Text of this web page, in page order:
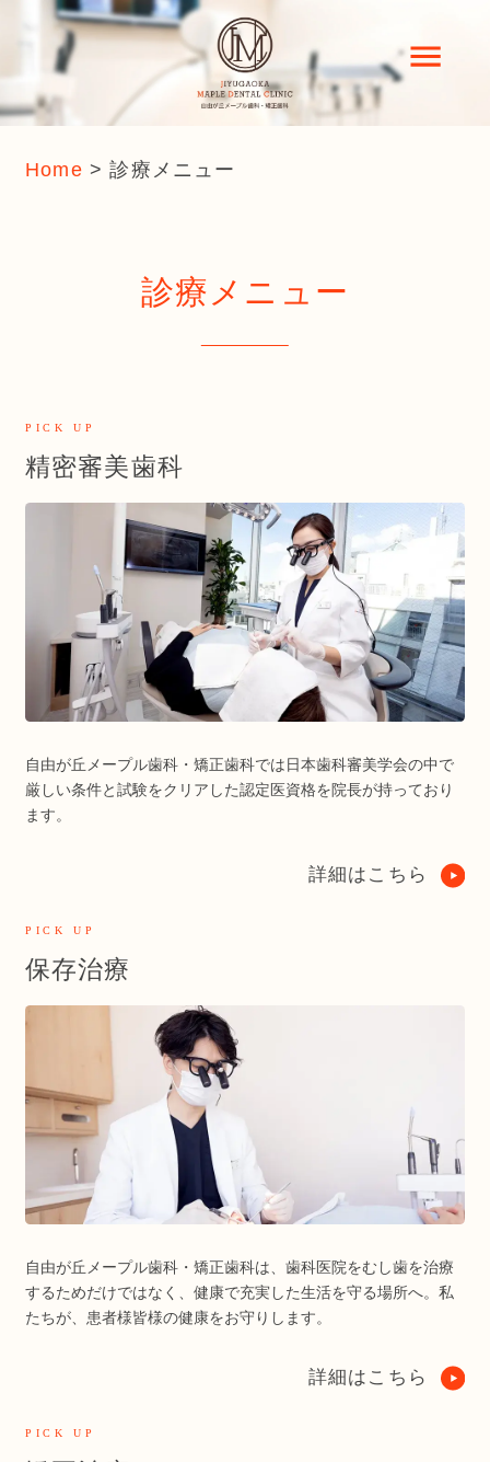
Home >診療メニュー
診療メニュー
PICK UP
精密審美歯科
自由が丘メープル歯科・矯正歯科では日本歯科審美学会の中で
厳しい条件と試験をクリアした認定医資格を院長が持っており
ます。
詳細はこちら
PICK UP
保存治療
自由が丘メープル歯科・矯正歯科は、歯科医院をむし歯を治療
するためだけではなく、健康で充実した生活を守る場所へ。私
たちが、患者様皆様の健康をお守りします。
詳細はこちら
PICK UP